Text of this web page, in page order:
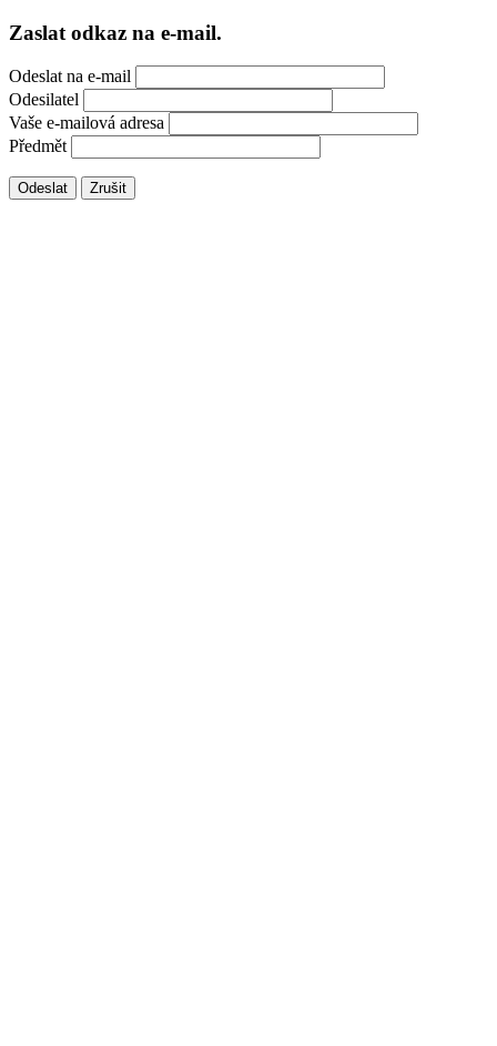
Zaslat odkaz na e-mail.
Odeslat na e-mail
Odesilatel
Vaše e-mailová adresa
Předmět